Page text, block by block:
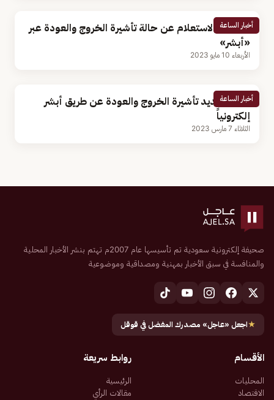
أخبار الساعة
خطوات الاستعلام عن حالة تأشيرة الخروج والعودة عبر
«أبشر»
الأربعاء 10 مايو 2023
أخبار الساعة
كيفية تمديد تأشيرة الخروج والعودة عن طريق أبشر
إلكترونياً
الثلاثاء 7 مارس 2023
صحيفة إلكترونية سعودية تم تأسيسها عام 2007م تهتم بنشر الأخبار المحلية
والمنافسة في سبق الأخبار بمهنية ومصداقية وموضوعية
★اجعل «عاجل» مصدرك المفضل في قوقل
الأقسام
المحليات
الاقتصاد
روابط سريعة
الرئيسية
مقالات الرأي